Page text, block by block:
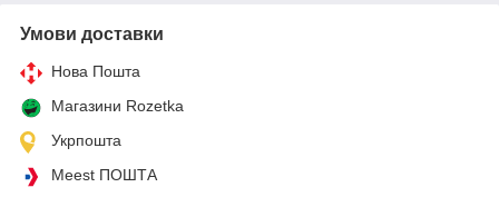
Умови доставки
Нова Пошта
Магазини Rozetka
Укрпошта
Meest ПОШТА